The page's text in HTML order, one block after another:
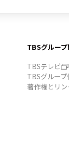
TBSグルー
TBSテレビ
TBSグルー
著作権とリ